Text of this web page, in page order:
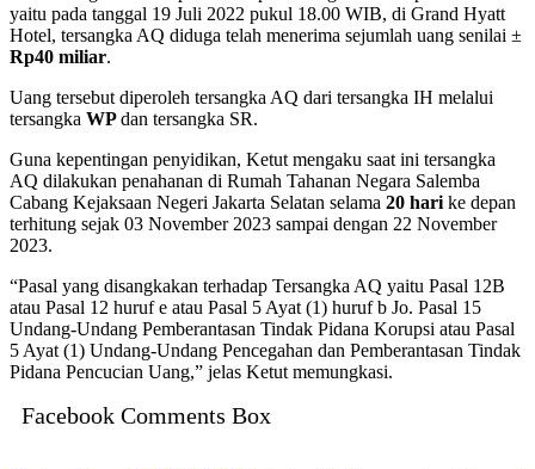
yaitu pada tanggal 19 Juli 2022 pukul 18.00 WIB, di Grand Hyatt
Hotel, tersangka AQ diduga telah menerima sejumlah uang senilai ±
Rp40 miliar.
Uang tersebut diperoleh tersangka AQ dari tersangka IH melalui
tersangka WPdan tersangka SR.
Guna kepentingan penyidikan, Ketut mengaku saat ini tersangka
AQ dilakukan penahanan di Rumah Tahanan Negara Salemba
Cabang Kejaksaan Negeri Jakarta Selatan selama 20 harike depan
terhitung sejak 03 November 2023 sampai dengan 22 November
2023.
“Pasal yang disangkakan terhadap Tersangka AQ yaitu Pasal 12B
atau Pasal 12 huruf e atau Pasal 5 Ayat (1) huruf b Jo. Pasal 15
Undang-Undang Pemberantasan Tindak Pidana Korupsi atau Pasal
5 Ayat (1) Undang-Undang Pencegahan dan Pemberantasan Tindak
Pidana Pencucian Uang,” jelas Ketut memungkasi.
Facebook Comments Box